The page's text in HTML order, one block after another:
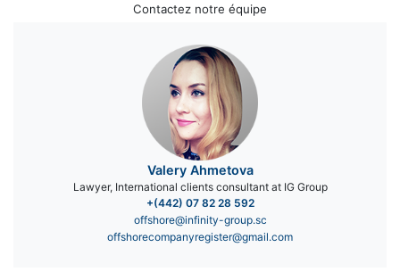
Contactez notre équipe
Valery Ahmetova
Lawyer, International clients consultant at IG Group
+(442) 07 82 28 592
offshore@infinity-group.sc
offshorecompanyregister@gmail.com